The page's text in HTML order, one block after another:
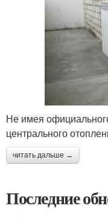
Не имея
центрального
читать дальше →
Последние